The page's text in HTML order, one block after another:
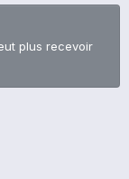
plus recevoir